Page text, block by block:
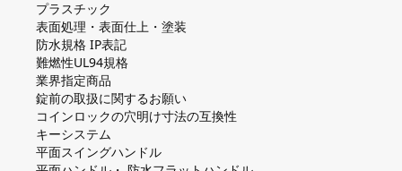
プラスチック
表面処理・表面仕上・塗装
防⽔規格 IP表記
難燃性UL94規格
業界指定商品
錠前の取扱に関するお願い
コインロックの⽳明け⼨法の互換性
キーシステム
平⾯スイングハンドル